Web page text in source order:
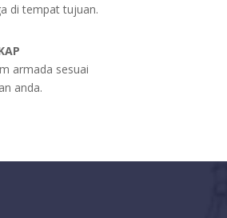
di tempat tujuan.
armada sesuai
anda.